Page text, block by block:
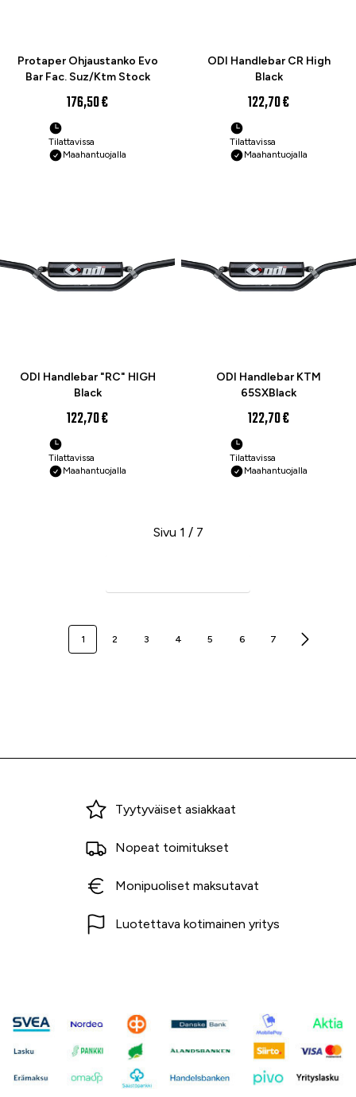
Protaper Ohjaustanko Evo
Bar Fac. Suz/Ktm Stock
176,50 €
Tilattavissa
Maahantuojalla
ODI Handlebar CR High
Black
122,70 €
Tilattavissa
Maahantuojalla
ODI Handlebar "RC" HIGH
Black
122,70 €
Tilattavissa
Maahantuojalla
ODI Handlebar KTM
65SXBlack
122,70 €
Tilattavissa
Maahantuojalla
Sivu 1 / 7
1 2 3 4 5 6 7
Miksi ostaa Tarvikekeskuksesta?
Tyytyväiset asiakkaat
Nopeat toimitukset
Monipuoliset maksutavat
Luotettava kotimainen yritys